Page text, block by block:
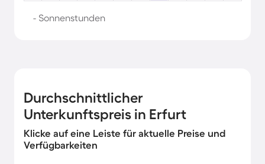
- Sonnenstunden
Durchschnittlicher
Unterkunftspreis in Erfurt
Klicke auf eine Leiste für aktuelle Preise und
Verfügbarkeiten